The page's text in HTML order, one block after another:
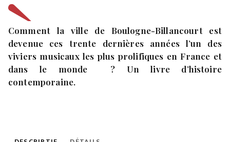
Comment la ville de Boulogne-Billancourt est
devenue ces trente dernières années l’un des
viviers musicaux les plus prolifiques en France et
dans le monde ? Un livre d’histoire
contemporaine.